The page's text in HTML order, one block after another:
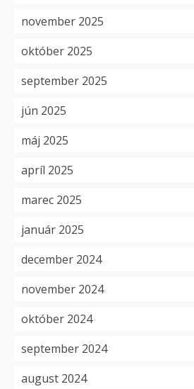
november 2025
október 2025
september 2025
jún 2025
máj 2025
apríl 2025
marec 2025
január 2025
december 2024
november 2024
október 2024
september 2024
august 2024